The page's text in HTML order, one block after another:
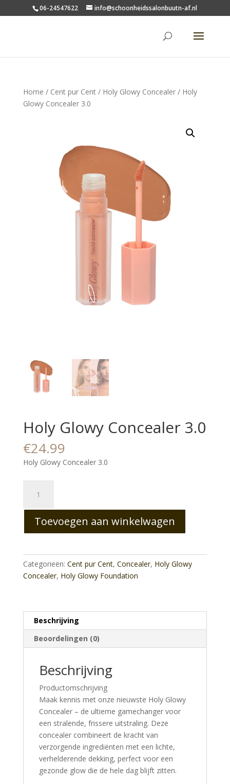
06-24547622 info@schoonheidssalonbuutn-af.nl
Home / Cent pur Cent/ Holy Glowy Concealer/ Holy
Glowy Concealer 3.0
Holy Glowy Concealer 3.0
€24.99
Holy Glowy Concealer 3.0
Glowy
Concealer
aantal
Toevoegen aan winkelwagen
Categorieën: Cent pur Cent, Concealer, Holy Glowy
Concealer, Holy Glowy Foundation
Beschrijving
Beoordelingen (0)
Beschrijving
Productomschrijving
Maak kennis met onze nieuwste Holy Glowy
Concealer – de ultieme gamechanger voor
een stralende, frissere uitstraling. Deze
concealer combineert de kracht van
verzorgende ingrediënten met een lichte,
verhelderende dekking, perfect voor een
gezonde glow die de hele dag blijft zitten.